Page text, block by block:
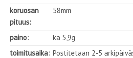
koruosan
pituus:
58mm
paino:
ka 5,9g
toimitusaika: Postitetaan 2-5